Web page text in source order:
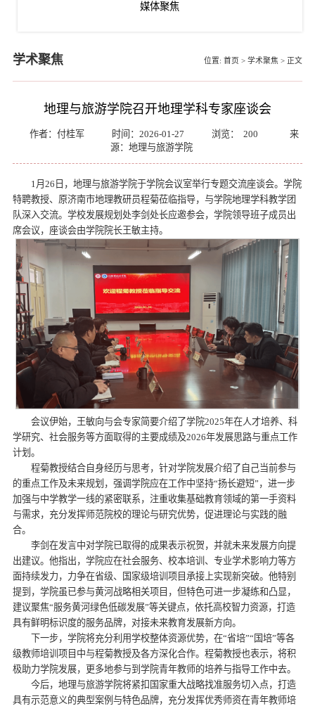
媒体聚焦
学术聚焦 位置: 首页 > 学术聚焦 > 正文
地理与旅游学院召开地理学科专家座谈会
作者：付桂军 时间：2026-01-27 浏览： 200
来
源：地理与旅游学院
1月26日，地理与旅游学院于学院会议室举行专题交流座谈会。学院
特聘教授、原济南市地理教研员程菊莅临指导，与学院地理学科教学团
队深入交流。学校发展规划处李剑处长应邀参会，学院领导班子成员出
席会议，座谈会由学院院长王敏主持。
会议伊始，王敏向与会专家简要介绍了学院2025年在人才培养、科
学研究、社会服务等方面取得的主要成绩及2026年发展思路与重点工作
计划。
程菊教授结合自身经历与思考，针对学院发展介绍了自己当前参与
的重点工作及未来规划，强调学院应在工作中坚持“扬长避短”，进一步
加强与中学教学一线的紧密联系，注重收集基础教育领域的第一手资料
与需求，充分发挥师范院校的理论与研究优势，促进理论与实践的融
合。
李剑在发言中对学院已取得的成果表示祝贺，并就未来发展方向提
出建议。他指出，学院应在社会服务、校本培训、专业学术影响力等方
面持续发力，力争在省级、国家级培训项目承接上实现新突破。他特别
提到，学院虽已参与黄河战略相关项目，但特色可进一步凝练和凸显，
建议聚焦“服务黄河绿色低碳发展”等关键点，依托高校智力资源，打造
具有鲜明标识度的服务品牌，对接未来教育发展新方向。
下一步，学院将充分利用学校整体资源优势，在“省培”“国培”等各
级教师培训项目中与程菊教授及各方深化合作。程菊教授也表示，将积
极助力学院发展，更多地参与到学院青年教师的培养与指导工作中去。
今后，地理与旅游学院将紧扣国家重大战略找准服务切入点，打造
具有示范意义的典型案例与特色品牌，充分发挥优秀师资在青年教师培